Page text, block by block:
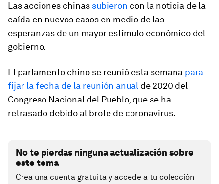
Las acciones chinas subieron con la noticia de la
caída en nuevos casos en medio de las
esperanzas de un mayor estímulo económico del
gobierno.
El parlamento chino se reunió esta semana para
fijar la fecha de la reunión anual de 2020 del
Congreso Nacional del Pueblo, que se ha
retrasado debido al brote de coronavirus.
No te pierdas ninguna actualización sobre
este tema
Crea una cuenta gratuita y accede a tu colección